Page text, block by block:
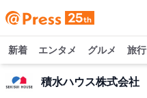
新着 エンタメ グルメ 旅行
積水ハウス株式会社